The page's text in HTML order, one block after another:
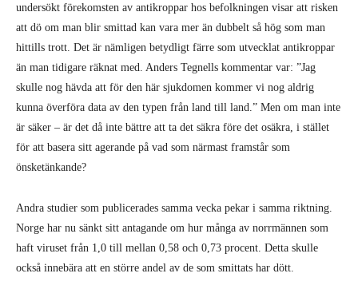
undersökt förekomsten av antikroppar hos befolkningen visar att risken
att dö om man blir smittad kan vara mer än dubbelt så hög som man
hittills trott. Det är nämligen betydligt färre som utvecklat antikroppar
än man tidigare räknat med. Anders Tegnells kommentar var: ”Jag
skulle nog hävda att för den här sjukdomen kommer vi nog aldrig
kunna överföra data av den typen från land till land.” Men om man inte
är säker – är det då inte bättre att ta det säkra före det osäkra, i stället
för att basera sitt agerande på vad som närmast framstår som
önsketänkande?
Andra studier som publicerades samma vecka pekar i samma riktning.
Norge har nu sänkt sitt antagande om hur många av norrmännen som
haft viruset från 1,0 till mellan 0,58 och 0,73 procent. Detta skulle
också innebära att en större andel av de som smittats har dött.